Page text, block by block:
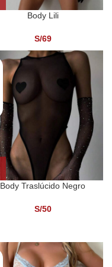
Body Lili
S/69
Body Traslúcido Negro
S/50